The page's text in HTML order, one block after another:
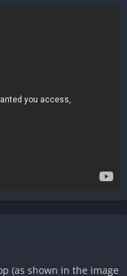
(as shown in the image